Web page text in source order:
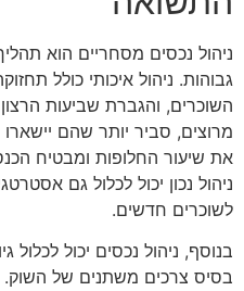
ניהול נכסים מסחריים הוא
גבוהות. ניהול איכותי כולל
השוכרים, והגברת שביעות
מרוצים, סביר יותר שהם
את שיעור החלופות ומבטיח
ניהול נכון יכול לכלול גם
לשוכרים חדשים.
בנוסף, ניהול נכסים יכול לכלול
בסיס צרכים משתנים של השוק.